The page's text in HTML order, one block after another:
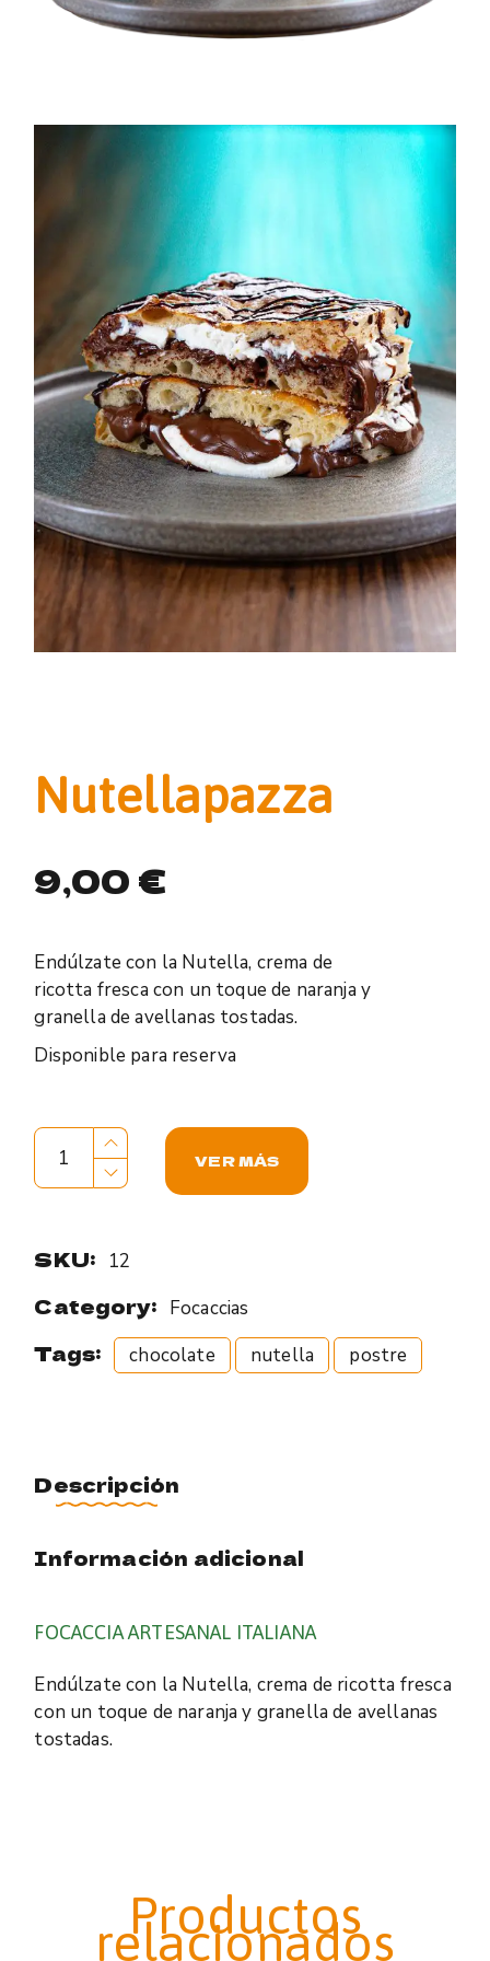
Nutellapazza
9,00 €
Endúlzate con la Nutella, crema de
ricotta fresca con un toque de naranja y
granella de avellanas tostadas.
Disponible para reserva
Nutellapazza quantity
VER MÁS
SKU: 12
Category: Focaccias
Tags: chocolate nutella postre
Descripción
Información adicional
FOCACCIA ARTESANAL ITALIANA
Endúlzate con la Nutella, crema de ricotta fresca
con un toque de naranja y granella de avellanas
tostadas.
Productos
relacionados